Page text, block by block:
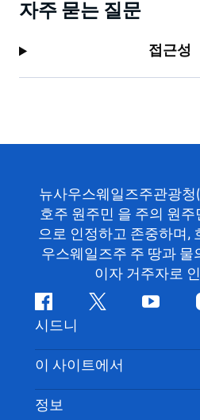
자주 묻는 질문
접근성
뉴사우스웨일즈주관광
호주 원주민 을 주의 원
으로 인정하고 존중하며,
우스웨일즈주 주 땅과 물
이자 거주자로
페
이
스
북
지
귀
다
유
브
시드니
문의하기
부인 성명
이 사이트에서
목적지
정보